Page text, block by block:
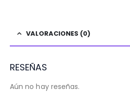
VALORACIONES (0)
RESEÑAS
Aún no hay reseñas.